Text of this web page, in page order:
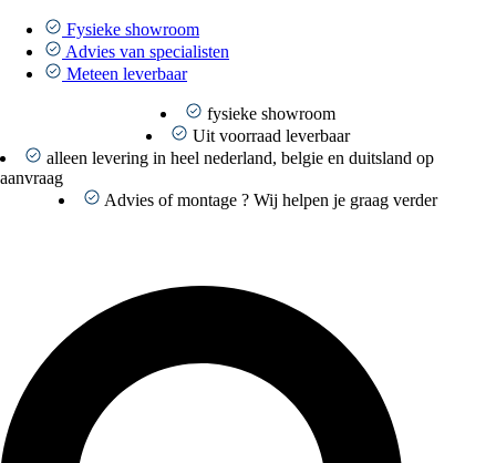
naar
inhoud
Fysieke showroom
Advies van specialisten
Meteen leverbaar
fysieke showroom
Uit voorraad leverbaar
alleen levering in heel nederland, belgie en duitsland op
aanvraag
Advies of montage ? Wij helpen je graag verder